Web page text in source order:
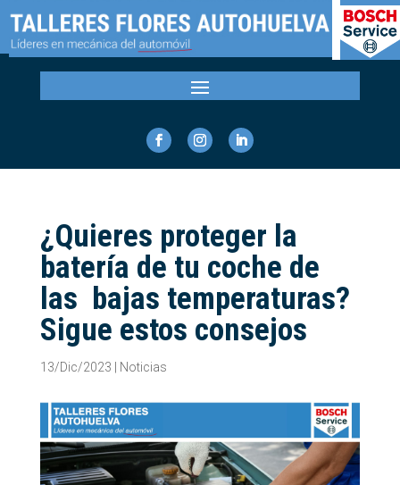
¿Quieres proteger la
batería de tu coche de
las bajas temperaturas?
Sigue estos consejos
13/Dic/2023 | Noticias